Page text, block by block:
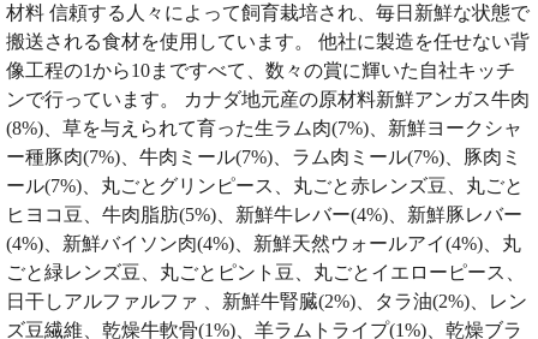
材料 信頼する人々によって飼育栽培され、毎日新鮮な状態で
搬送される食材を使用しています。 他社に製造を任せない背
像工程の1から10まですべて、数々の賞に輝いた自社キッチ
ンで行っています。 カナダ地元産の原材料新鮮アンガス牛肉
(8%)、草を与えられて育った生ラム肉(7%)、新鮮ヨークシャ
ー種豚肉(7%)、牛肉ミール(7%)、ラム肉ミール(7%)、豚肉ミ
ール(7%)、丸ごとグリンピース、丸ごと赤レンズ豆、丸ごと
ヒヨコ豆、牛肉脂肪(5%)、新鮮牛レバー(4%)、新鮮豚レバー
(4%)、新鮮バイソン肉(4%)、新鮮天然ウォールアイ(4%)、丸
ごと緑レンズ豆、丸ごとピント豆、丸ごとイエローピース、
日干しアルファルファ 、新鮮牛腎臓(2%)、タラ油(2%)、レン
ズ豆繊維、乾燥牛軟骨(1%)、羊ラムトライプ(1%)、乾燥ブラ